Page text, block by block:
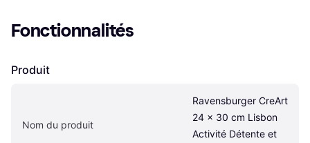
Fonctionnalités
Produit
Nom du produit
Ravensburger CreArt
24 x 30 cm Lisbon
Activité Détente et